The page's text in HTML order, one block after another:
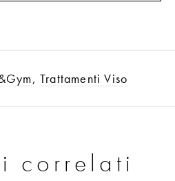
, Trattamenti Viso
correlati